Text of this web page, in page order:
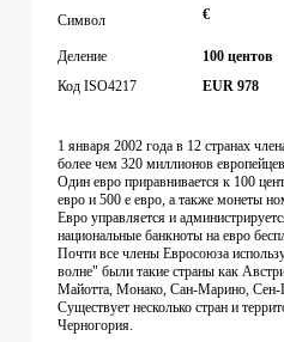
Символ €
Деление
100 центов
Код ISO4217
EUR 978
1 января 2002 года в 12 странах
более чем 320 миллионов
Один евро приравнивается к 100
евро и 500 е евро, а также монеты
Евро управляется и
национальные банкноты на евро
Почти все члены Евросоюза
волне" были такие страны как
Майотта, Монако, Сан-Марино, Сен-
Существует несколько стран и
Черногория.